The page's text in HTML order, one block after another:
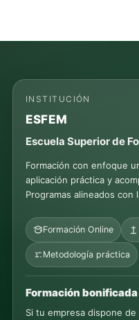
INSTITUCIÓN
ESFEM
Escuela Superior de
Formación con enfoque
aplicación práctica y
Programas alineados con
Formación Online
Metodología práctica
Formación bonificada
Si tu empresa dispone